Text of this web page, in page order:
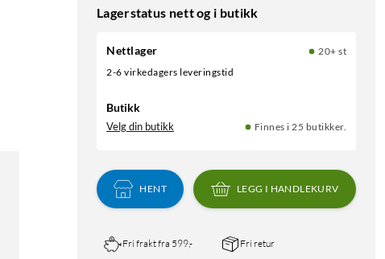
Lagerstatus nett og i butikk
Nettlager
20+ st
2-6 virkedagers leveringstid
Butikk
Velg din butikk Finnes i 25 butikker.
HENT LEGG I HANDLEKURV
Fri frakt fra 599,- Fri retur